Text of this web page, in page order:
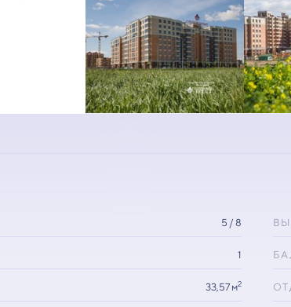
5 / 8
1
33,57 м2